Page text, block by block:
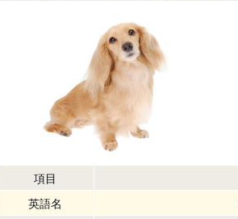
項目
英語名